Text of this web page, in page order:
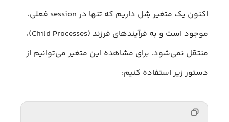
اکنون یک متغیر شِل داریم که تنها در session فعلی،
موجود است و به فرآیندهای فرزند (Child Processes)،
منتقل نمی‌شود. برای مشاهده این متغیر می‌توانیم از
دستور زیر استفاده کنیم: